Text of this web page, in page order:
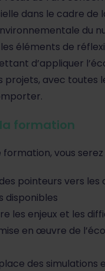
dans le cadre de
du
les éléments de
d’appliquer
projets, avec toutes
formation
formation, vous
pointeurs vers les
disponibles
les enjeux et les
en œuvre de
des simulations